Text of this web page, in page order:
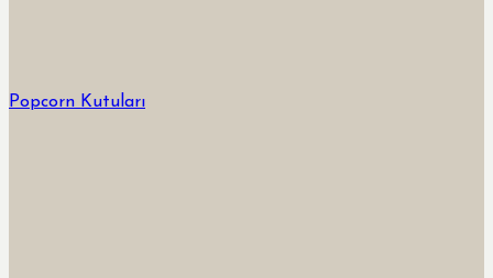
Popcorn Kutuları